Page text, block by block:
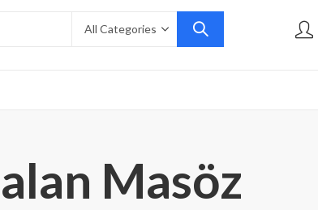
Masöz